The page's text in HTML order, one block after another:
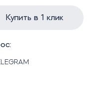
Купить в 1 клик